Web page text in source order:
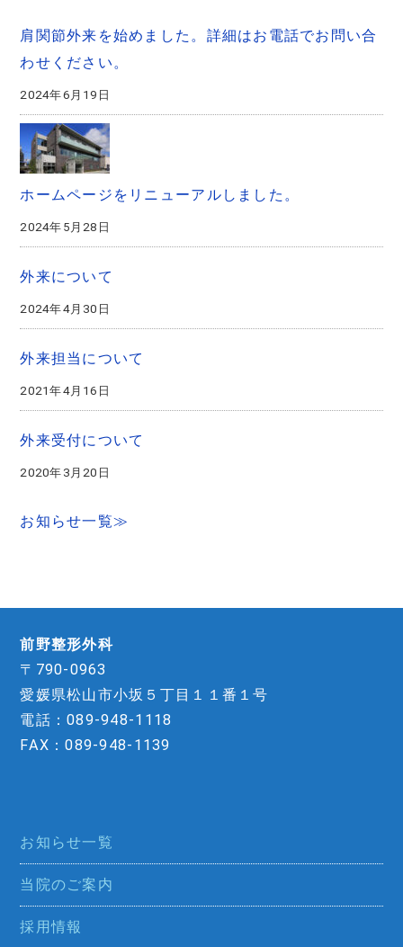
肩関節外来を始めました。詳細はお電話でお問い合
わせください。
2024年6月19日
ホームページをリニューアルしました。
2024年5月28日
外来について
2024年4月30日
外来担当について
2021年4月16日
外来受付について
2020年3月20日
お知らせ一覧≫
前野整形外科
〒790-0963
愛媛県松山市小坂５丁目１１番１号
電話：089-948-1118
FAX：089-948-1139
お知らせ一覧
当院のご案内
採用情報